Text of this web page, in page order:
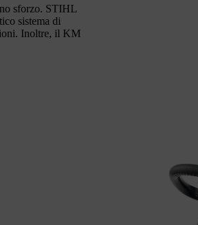
sforzo. STIHL
sistema di
Inoltre, il KM